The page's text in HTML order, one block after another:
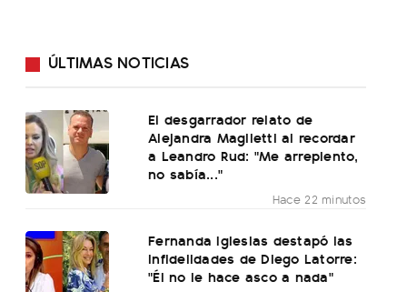
ÚLTIMAS NOTICIAS
El desgarrador relato de
Alejandra Maglietti al recordar
a Leandro Rud: "Me arrepiento,
no sabía..."
Hace 22 minutos
Fernanda Iglesias destapó las
infidelidades de Diego Latorre:
"Él no le hace asco a nada"